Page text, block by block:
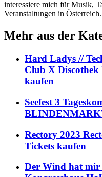
interessiere mich für Musik,
Veranstaltungen in Österreich.
Mehr aus der
Hard Ladys //
Club X
kaufen
Seefest 3
Rectory 2023
Tickets kaufen
Der Wind hat